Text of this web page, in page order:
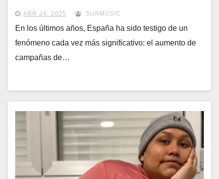
emergencia
ABR 24, 2025 SURMUSIC
En los últimos años, España ha sido testigo de un
fenómeno cada vez más significativo: el aumento de
campañas de…